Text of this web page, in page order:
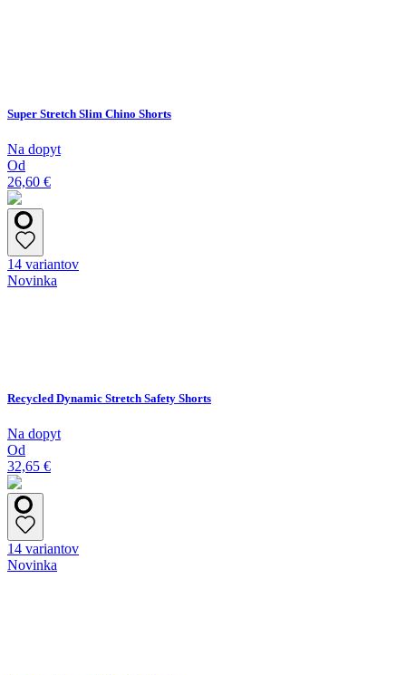
Super Stretch Slim Chino Shorts
Na dopyt
Od
26,60 €
14 variantov
Novinka
Recycled Dynamic Stretch Safety Shorts
Na dopyt
Od
32,65 €
14 variantov
Novinka